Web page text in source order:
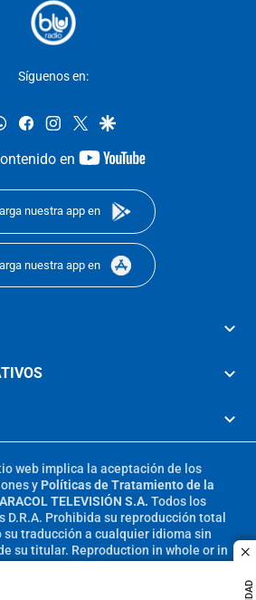
Síguenos en:
whatsappfacebookinstagram
twittergoogle
en
youtube-
nuestra app en
nuestra app en
web implica la aceptación de los
y Políticas de Tratamiento de la
TELEVISIÓN S.A. Todos los
D.R.A. Prohibida su reproducción total
su traducción a cualquier idioma sin
su titular. Reproduction in whole or in